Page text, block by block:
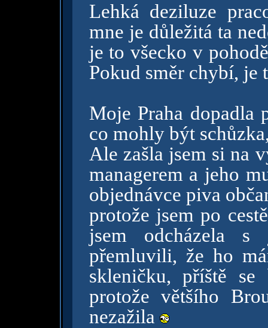
Lehká deziluze
mne je důležitá ta
je to všecko v
Pokud směr chybí, je
Moje Praha dopadla
co mohly být
Ale zašla jsem si na
managerem a jeho
objednávce piva
protože jsem po
jsem odcházela s
přemluvili, že ho
skleničku, příště
protože většího
nezažila